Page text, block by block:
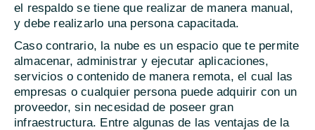
el respaldo se tiene que realizar de manera manual,
y debe realizarlo una persona capacitada.
Caso contrario, la nube es un espacio que te permite
almacenar, administrar y ejecutar aplicaciones,
servicios o contenido de manera remota, el cual las
empresas o cualquier persona puede adquirir con un
proveedor, sin necesidad de poseer gran
infraestructura. Entre algunas de las ventajas de la